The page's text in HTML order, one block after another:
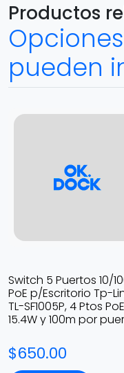
Productos
pueden
Switch 5 Puertos 10/
PoE p/Escritorio Tp-
TL-SF1005P, 4 Ptos PoE
15.4W y 100m por
$650.00